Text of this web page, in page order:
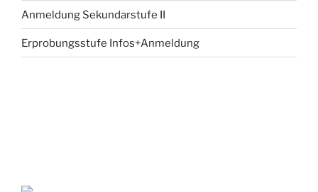
Anmeldung Sekundarstufe II
Erprobungsstufe Infos+Anmeldung